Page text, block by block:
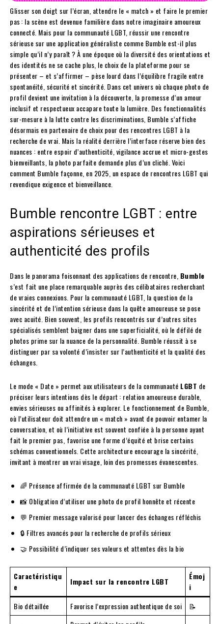
Glisser son doigt sur l’écran, attendre le « match » et faire le premier
pas : la scène est devenue familière dans notre imaginaire amoureux
connecté. Mais pour la communauté LGBT, réussir une rencontre
sérieuse sur une application généraliste comme Bumble est-il plus
simple qu’il n’y paraît ? À une époque où la diversité des orientations et
des identités ne se cache plus, le choix de la plateforme pour se
présenter – et s’affirmer – pèse lourd dans l’équilibre fragile entre
spontanéité, sécurité et sincérité. Dans cet univers où chaque photo de
profil devient une invitation à la découverte, la promesse d’un amour
inclusif et respectueux accapare toute la lumière. Des fonctionnalités
sur-mesure à la lutte contre les discriminations, Bumble s’affiche
désormais en partenaire de choix pour des rencontres LGBT à la
recherche de vrai. Mais la réalité derrière l’interface réserve bien des
nuances : entre espoir d’authenticité, vigilance accrue et micro-gestes
bienveillants, la photo parfaite demande plus d’un cliché. Voici
comment Bumble façonne, en 2025, un espace de rencontres LGBT qui
revendique exigence et bienveillance.
Bumble rencontre LGBT : entre
aspirations sérieuses et
authenticité des profils
Dans le panorama foisonnant des applications de rencontre, Bumble
s’est fait une place remarquable auprès des célibataires recherchant
de vraies connexions. Pour la communauté LGBT, la question de la
sincérité et de l’intention sérieuse dans la quête amoureuse se pose
avec acuité. Bien souvent, les profils rencontrés sur d’autres sites
spécialisés semblent baigner dans une superficialité, où le défilé de
photos prime sur la nuance de la personnalité. Bumble réussit à se
distinguer par sa volonté d’insister sur l’authenticité et la qualité des
échanges.
Le mode « Date » permet aux utilisateurs de la communauté LGBT de
préciser leurs intentions dès le départ : relation amoureuse durable,
envies sérieuses ou affinités à explorer. Le fonctionnement de Bumble,
où l’utilisateur doit attendre un « match » avant de pouvoir entamer la
conversation, et où l’initiative est souvent confiée à la personne ayant
fait le premier pas, favorise une forme d’équité et brise certains
schémas conventionnels. Cette architecture encourage la sincérité,
invitant à montrer un vrai visage, loin des promesses évanescentes.
🌈 Présence affirmée de la communauté LGBT sur Bumble
📸 Obligation d’utiliser une photo de profil honnête et récente
💬 Premier message valorisé pour lancer des échanges réfléchis
🔒 Filtres avancés pour la recherche de profils sérieux
🤝 Possibilité d’indiquer ses valeurs et attentes dès la bio
Caractéristiqu
e
Impact sur la rencontre LGBT
Émoj
i
Bio détaillée
Favorise l’expression authentique de soi 📝